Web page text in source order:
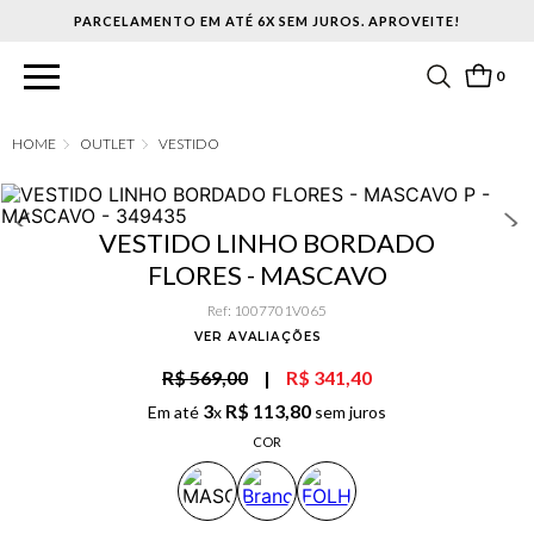
PARCELAMENTO EM ATÉ 6X SEM JUROS. APROVEITE!
0
OUTLET VESTIDO
VESTIDO LINHO BORDADO
FLORES - MASCAVO
Ref: 1007701V065
VER AVALIAÇÕES
R$ 569,00 | R$ 341,40
Em até 3x R$ 113,80 sem juros
COR